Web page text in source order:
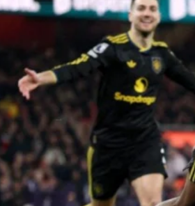
: Une victoire
pour United face
parEugène Tuma